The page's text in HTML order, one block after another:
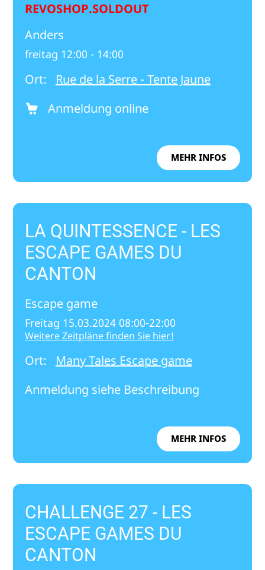
REVOSHOP.SOLDOUT
Anders
freitag 12:00 - 14:00
Ort:
Rue de la Serre - Tente Jaune
Anmeldung online
MEHR INFOS
LA QUINTESSENCE - LES
ESCAPE GAMES DU
CANTON
Escape game
Freitag 15.03.2024 08:00-22:00
Weitere Zeitpläne finden Sie hier!
Ort:
Many Tales Escape game
Anmeldung siehe Beschreibung
MEHR INFOS
CHALLENGE 27 - LES
ESCAPE GAMES DU
CANTON